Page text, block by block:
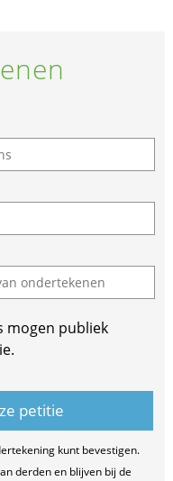
mogen publiek
kunt bevestigen.
derden en blijven bij de